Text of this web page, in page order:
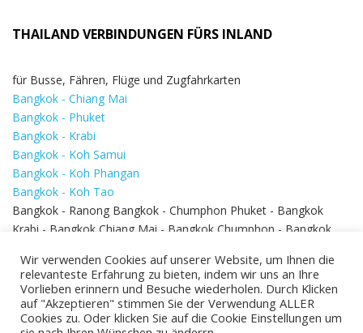
THAILAND VERBINDUNGEN FÜRS INLAND
für Busse, Fähren, Flüge und Zugfahrkarten
Bangkok - Chiang Mai
Bangkok - Phuket
Bangkok - Krabi
Bangkok - Koh Samui
Bangkok - Koh Phangan
Bangkok - Koh Tao
Bangkok - Ranong Bangkok - Chumphon Phuket - Bangkok
Krabi - Bangkok Chiang Mai - Bangkok Chumphon - Bangkok
Bangkok - Hua Hin
Wir verwenden Cookies auf unserer Website, um Ihnen die
relevanteste Erfahrung zu bieten, indem wir uns an Ihre
Vorlieben erinnern und Besuche wiederholen. Durch Klicken
auf "Akzeptieren" stimmen Sie der Verwendung ALLER
Cookies zu. Oder klicken Sie auf die Cookie Einstellungen um